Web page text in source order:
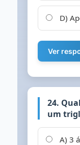
D)
Ver
24.
um
A) 3